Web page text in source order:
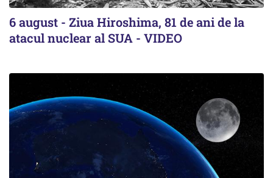
6 august - Ziua Hiroshima, 81 de ani de la
atacul nuclear al SUA - VIDEO